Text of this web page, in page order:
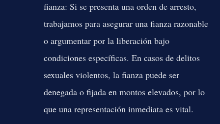
fianza: Si se presenta una orden de arresto,
trabajamos para asegurar una fianza razonable
o argumentar por la liberación bajo
condiciones específicas. En casos de delitos
sexuales violentos, la fianza puede ser
denegada o fijada en montos elevados, por lo
que una representación inmediata es vital.